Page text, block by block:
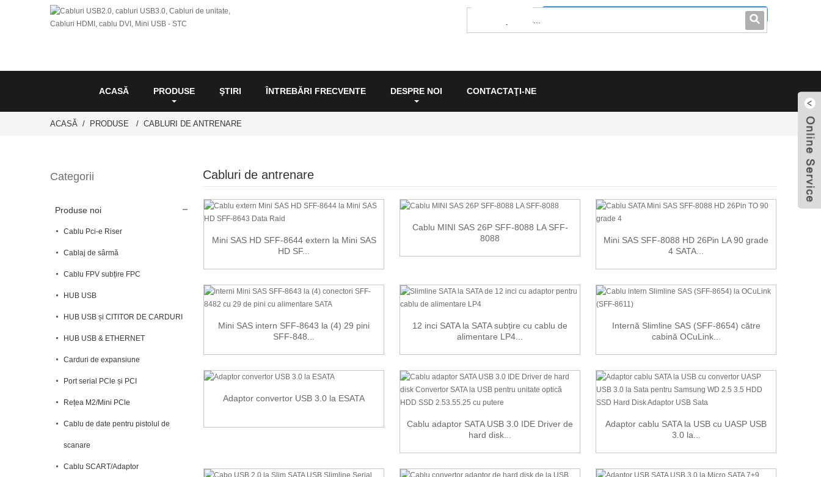
0086-0755-23214701
ACASĂ PRODUSE ŞTIRI ÎNTREBĂRI FRECVENTE DESPRE NOI CONTACTAŢI-NE
ACASĂ PRODUSE CABLURI DE ANTRENARE
Categorii
Produse noi
Cablu Pci-e Riser
Cablaj de sârmă
Cablu FPV subțire FPC
HUB USB
HUB USB și CITITOR DE CARDURI
HUB USB & ETHERNET
Carduri de expansiune
Port serial PCle și PCI
Rețea M2/Mini PCle
Cablu de date pentru pistolul de
scanare
Cablu SCART/Adaptor
Cabluri de antrenare
Mini SAS HD SFF-8644 extern la Mini SAS
HD SF...
Cablu MINI SAS 26P SFF-8088 LA SFF-
8088
Mini SAS SFF-8088 HD 26Pin LA 90 grade
4 SATA...
Mini SAS intern SFF-8643 la (4) 29 pini
SFF-848...
12 inci SATA la SATA subțire cu cablu de
alimentare LP4...
Internă Slimline SAS (SFF-8654) către
cabină OCuLink...
Adaptor convertor USB 3.0 la ESATA
Cablu adaptor SATA USB 3.0 IDE Driver de
hard disk...
Adaptor cablu SATA la USB cu UASP USB
3.0 la...